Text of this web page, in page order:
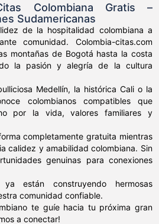
Colombiana Gratis –
Sudamericanas
de la hospitalidad colombiana a
comunidad. Colombia-citas.com
montañas de Bogotá hasta la costa
la pasión y alegría de la cultura
Medellín, la histórica Cali o la
colombianos compatibles que
por la vida, valores familiares y
completamente gratuita mientras
calidez y amabilidad colombiana. Sin
genuinas para conexiones
están construyendo hermosas
comunidad confiable.
te guíe hacia tu próxima gran
a conectar!